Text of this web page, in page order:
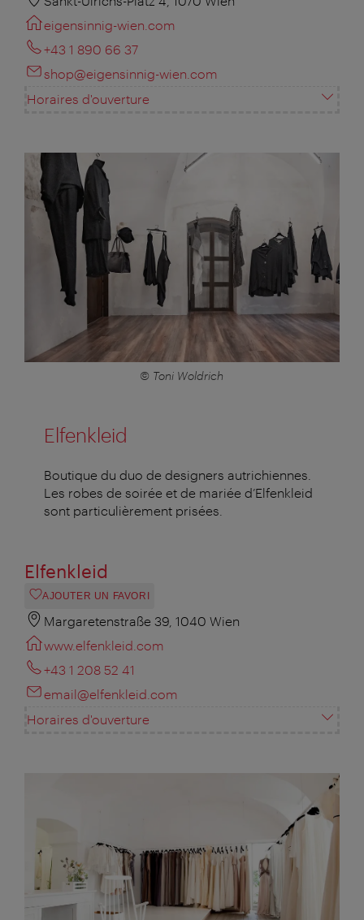
eigensinnig-wien.com
+43 1 890 66 37
shop@eigensinnig-wien.com
Horaires d'ouverture
© Toni Woldrich
Elfenkleid
Boutique du duo de designers autrichiennes.
Les robes de soirée et de mariée d’Elfenkleid
sont particulièrement prisées.
Elfenkleid
AJOUTER UN FAVORI
Margaretenstraße 39, 1040 Wien
www.elfenkleid.com
+43 1 208 52 41
email@elfenkleid.com
Horaires d'ouverture